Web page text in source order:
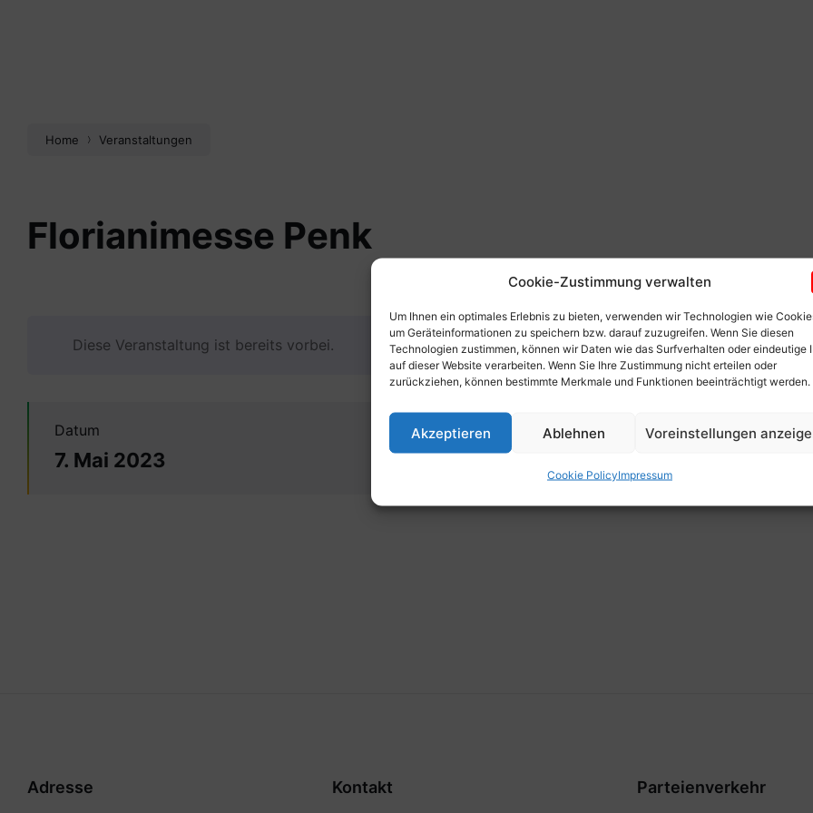
Cookie-Zustimmung verwalten
Um Ihnen ein optimales Erlebnis zu bieten, verwenden wir Technologien wie
um Geräteinformationen zu speichern bzw. darauf zuzugreifen. Wenn Sie diesen
Technologien zustimmen, können wir Daten wie das Surfverhalten oder eindeutige
auf dieser Website verarbeiten. Wenn Sie Ihre Zustimmung nicht erteilen oder
zurückziehen, können bestimmte Merkmale und Funktionen beeinträchtigt werden.
Akzeptieren Ablehnen Voreinstellungen
Cookie PolicyImpressum
Home Veranstaltungen
Florianimesse Penk
Diese Veranstaltung ist bereits vorbei.
Datum
7. Mai 2023
Zeit
8:15
Adresse Kontakt Parteienverkehr